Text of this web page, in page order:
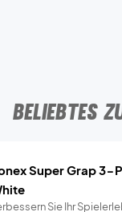
BELIEBTES
Super Grap 3-
Sie Ihr